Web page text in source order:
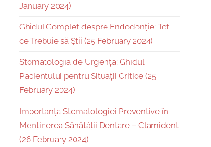
January 2024)
Ghidul Complet despre Endodonție: Tot
ce Trebuie să Știi (25 February 2024)
Stomatologia de Urgență: Ghidul
Pacientului pentru Situații Critice (25
February 2024)
Importanța Stomatologiei Preventive în
Menținerea Sănătății Dentare – Clamident
(26 February 2024)